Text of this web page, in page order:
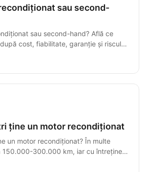
sau second-
sau second-hand? Află ce
cost, fiabilitate, garanție și riscul
ține un motor recondiționat
un motor recondiționat? În multe
150.000-300.000 km, iar cu întreținere